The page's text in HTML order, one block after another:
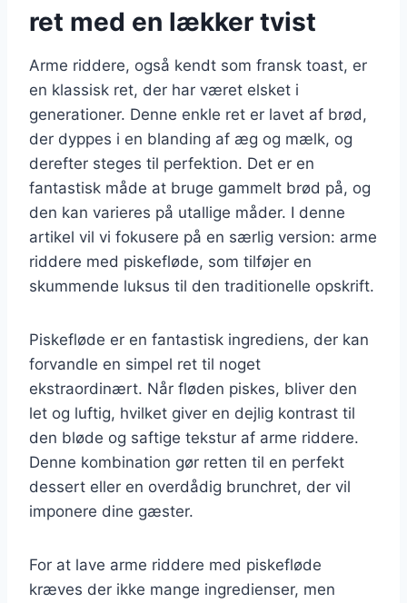
ret med en lækker tvist
Arme riddere, også kendt som fransk toast, er
en klassisk ret, der har været elsket i
generationer. Denne enkle ret er lavet af brød,
der dyppes i en blanding af æg og mælk, og
derefter steges til perfektion. Det er en
fantastisk måde at bruge gammelt brød på, og
den kan varieres på utallige måder. I denne
artikel vil vi fokusere på en særlig version: arme
riddere med piskefløde, som tilføjer en
skummende luksus til den traditionelle opskrift.
Piskefløde er en fantastisk ingrediens, der kan
forvandle en simpel ret til noget
ekstraordinært. Når fløden piskes, bliver den
let og luftig, hvilket giver en dejlig kontrast til
den bløde og saftige tekstur af arme riddere.
Denne kombination gør retten til en perfekt
dessert eller en overdådig brunchret, der vil
imponere dine gæster.
For at lave arme riddere med piskefløde
kræves der ikke mange ingredienser, men